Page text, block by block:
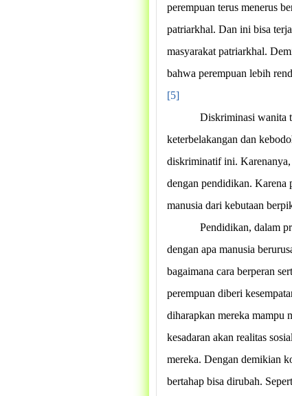
perempuan terus menerus
patriarkhal. Dan ini bisa
masyarakat patriarkhal.
bahwa perempuan lebih
[5]
Diskriminasi wanita
keterbelakangan dan
diskriminatif ini. Karenanya,
dengan pendidikan. Karena
manusia dari kebutaan
Pendidikan, dalam
dengan apa manusia
bagaimana cara berperan
perempuan diberi
diharapkan mereka mampu
kesadaran akan realitas
mereka. Dengan demikian
bertahap bisa dirubah.